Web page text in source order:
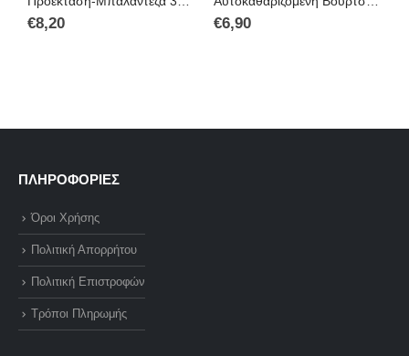
€8,20 €6,90
ΠΛΗΡΟΦΟΡΙΕΣ
Όροι Χρήσης
Πολιτική Απορρήτου
Πολιτική Επιστροφών
Τρόποι Πληρωμής